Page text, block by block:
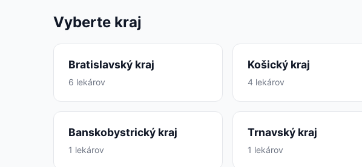
Vyberte kraj
Bratislavský kraj
6 lekárov
Košický kraj
4 lekárov
Banskobystrický kraj
1 lekárov
Trnavský kraj
1 lekárov